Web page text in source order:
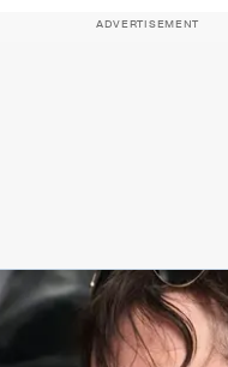
ADVERTISEMENT